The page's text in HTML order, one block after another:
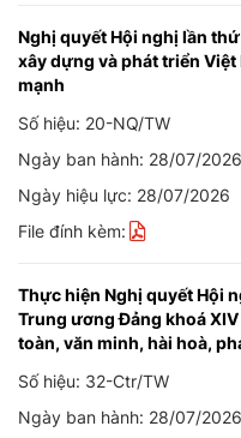
Nghị quyết Hội nghị lần
xây dựng và phát triển
mạnh
Số hiệu: 20-NQ/TW
Ngày ban hành: 28/07/2026
Ngày hiệu lực: 28/07/2026
File đính kèm:
Thực hiện Nghị quyết Hội
Trung ương Đảng khoá
toàn, văn minh, hài hoà,
Số hiệu: 32-Ctr/TW
Ngày ban hành: 28/07/2026